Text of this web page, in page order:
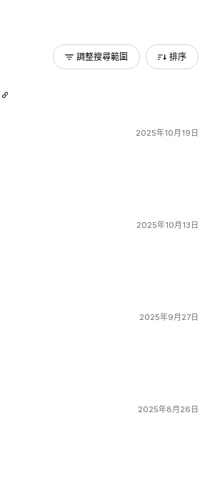
調整搜尋範圍 排序
2025年10月19日
2025年10月13日
2025年9月27日
2025年8月26日